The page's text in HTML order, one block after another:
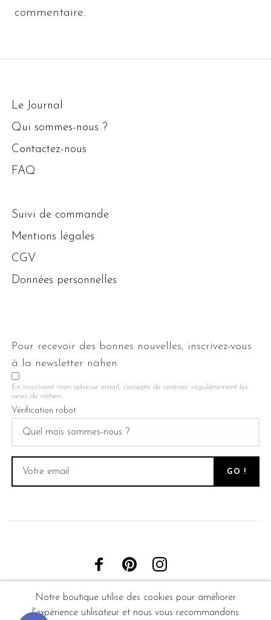
Notre boutique utilise des cookies pour améliorer
l'expérience utilisateur et nous vous recommandons
commentaire.
Le Journal
Qui sommes-nous ?
Contactez-nous
FAQ
Suivi de commande
Mentions légales
CGV
Données personnelles
Pour recevoir des bonnes nouvelles, inscrivez-vous
à la newsletter nähen
En inscrivant mon adresse email, j’accepte de recevoir régulièrement les
news de nähen.
Vérification robot